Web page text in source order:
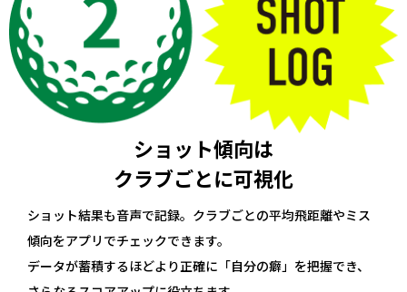
ショット傾向は
クラブごとに可視化
ショット結果も音声で記録。クラブごとの平均飛距離やミス
傾向をアプリでチェックできます。
データが蓄積するほどより正確に「自分の癖」を把握でき、